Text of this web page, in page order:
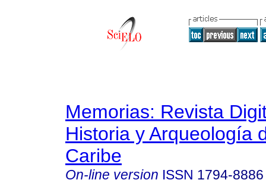
Memorias: Revista
Historia y Arqueología
Caribe
On-line version ISSN 1794-8886